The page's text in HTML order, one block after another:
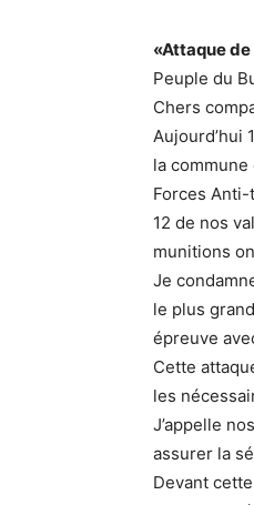
«Attaque
Peuple du
Chers
Aujourd’hui
la
Forces
12 de nos
munitions
Je
le plus
épreuve
Cette
les
J’appelle
assurer la
Devant